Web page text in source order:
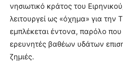
νησιωτικό κράτος του
λειτουργεί ως «όχημα» για την
εμπλέκεται έντονα, παρόλο που
ερευνητές βαθέων υδάτων
ζημιές.